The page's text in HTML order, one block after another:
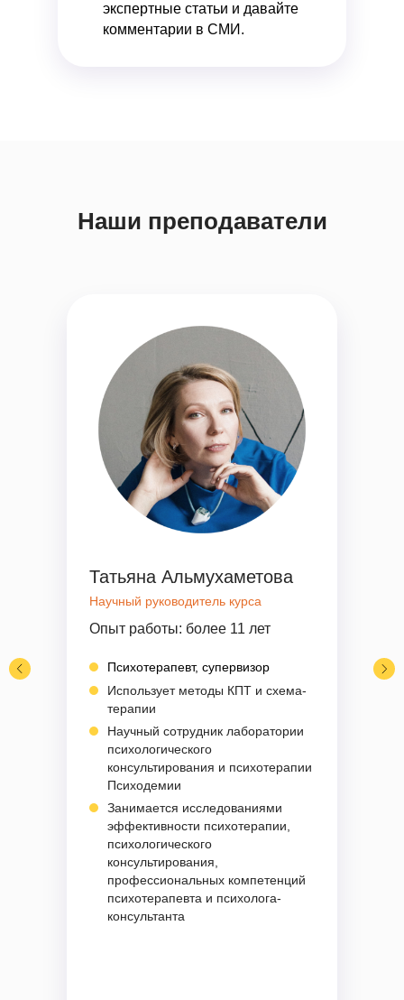
экспертные статьи и давайте
комментарии в СМИ.
Наши преподаватели
Опыт работы: более 11 лет
Психотерапевт, супервизор
Использует методы КПТ и схема-
терапии
Научный сотрудник лаборатории
психологического
консультирования и психотерапии
Психодемии
Занимается исследованиями
эффективности психотерапии,
психологического
консультирования,
профессиональных компетенций
психотерапевта и психолога-
консультанта
Татьяна Альмухаметова
Научный руководитель курса
-15%
Успейте зафиксировать скидку